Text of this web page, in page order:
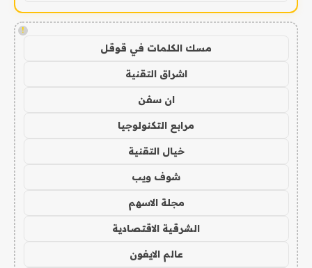
!
مسك الكلمات في قوقل
اشراق التقنية
ان سفن
مرابع التكنولوجيا
خيال التقنية
شوف ويب
مجلة الاسهم
الشرقية الاقتصادية
عالم الايفون